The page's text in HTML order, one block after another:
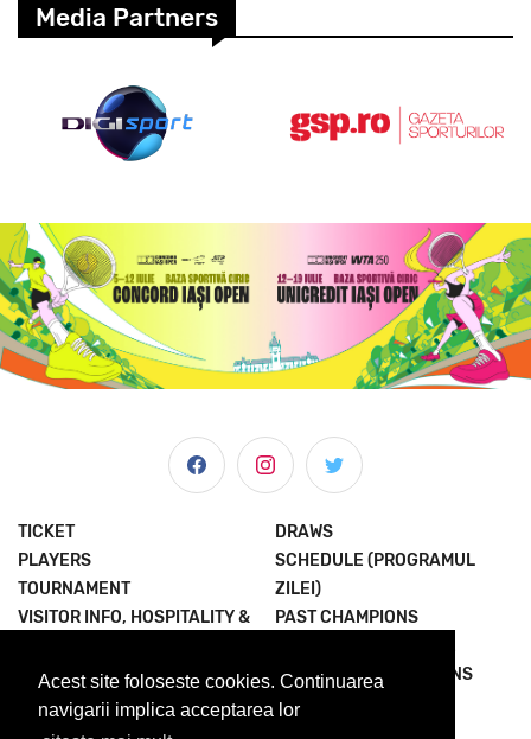
Acest site foloseste cookies. Continuarea
navigarii implica acceptarea lor
Media Partners
TICKET
PLAYERS
TOURNAMENT
VISITOR INFO, HOSPITALITY &
NEWS & MEDIA
ABOUT US
DRAWS
SCHEDULE (PROGRAMUL
ZILEI)
PAST CHAMPIONS
TERMS AND CONDITIONS
PRIVACY POLICY